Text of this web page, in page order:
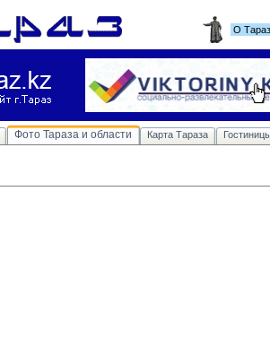
О
Фото Тараза и области Карта Тараза